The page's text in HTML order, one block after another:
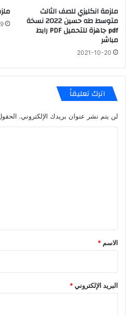
ملزمة انكليزي للصف الثالث
متوسط طه حسين 2022 نسخة
pdf جاهزة للتحميل PDF رابط
مباشر
2021-10-20
اترك تعليقاً
لن يتم نشر عنوان بريدك الإلكتروني.
*
الاسم *
البريد الإلكتروني*